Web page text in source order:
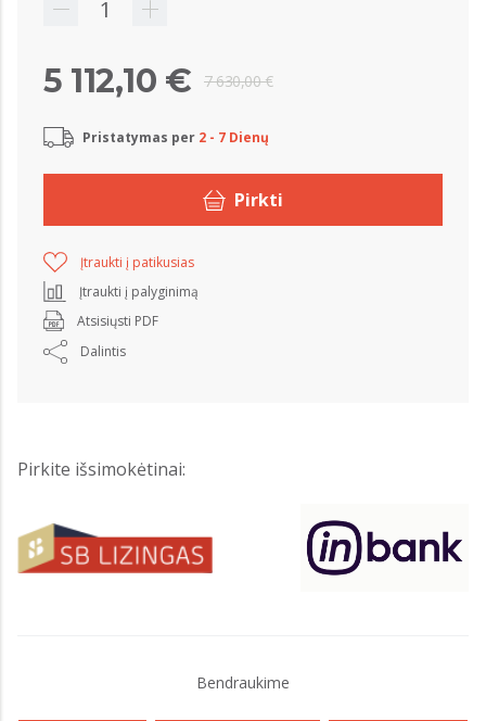
7 630,00 €
5 112,10 €
Pristatymas per 2 - 7 Dienų
Pirkti
Įtraukti į patikusias
Įtraukti į palyginimą
Atsisiųsti PDF
Dalintis
Pirkite išsimokėtinai:
Bendraukime